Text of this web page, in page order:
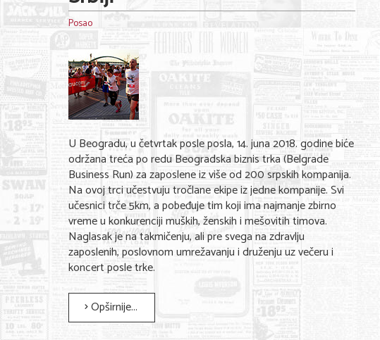
Posao
U Beogradu, u četvrtak posle posla, 14. juna 2018. godine biće
održana treća po redu Beogradska biznis trka (Belgrade
Business Run) za zaposlene iz više od 200 srpskih kompanija.
Na ovoj trci učestvuju tročlane ekipe iz jedne kompanije. Svi
učesnici trče 5km, a pobeđuje tim koji ima najmanje zbirno
vreme u konkurenciji muških, ženskih i mešovitih timova.
Naglasak je na takmičenju, ali pre svega na zdravlju
zaposlenih, poslovnom umrežavanju i druženju uz večeru i
koncert posle trke.
Opširnije...